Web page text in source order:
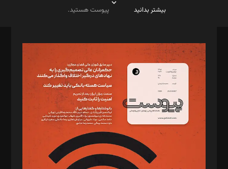
بیشتر بدانید
پیوست هستید.
مدیر مسئول: محمدباقر اثنی‌عشری
سردبیر: مهرک محمودی
دبیر تحریریه: میثم قاسمی
د‌بیر ناداستان: سمانه سمیع
د‌بیر خدمت و تجارت: ابوالفضل رجبی
د‌بیر حقوق فناوری: حسام‌الدین ایپکچی
د‌بیر پیوست جهان: مینا پاکدل
د‌بیر تحریریه آنلاین: بابک نقاش
تحریریه‌: مجتبی محمود‌ی، آرش برهمند، یسنا امان‌پور، سروش کرمیان،